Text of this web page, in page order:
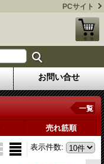
PCサイト
お問い合せ
一覧
売れ筋順
表示件数: